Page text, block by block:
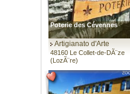
Poterie des Cévennes
Artigianato d'Arte
48160 Le Collet-de-DÃ¨ze
(LozÃ¨re)